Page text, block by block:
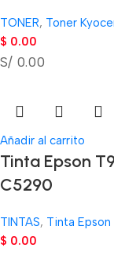
TONER, Toner
$ 0.00
S/ 0.00
Añadir al carrito
Tinta Epson
C5290
TINTAS, Tinta Epson
$ 0.00